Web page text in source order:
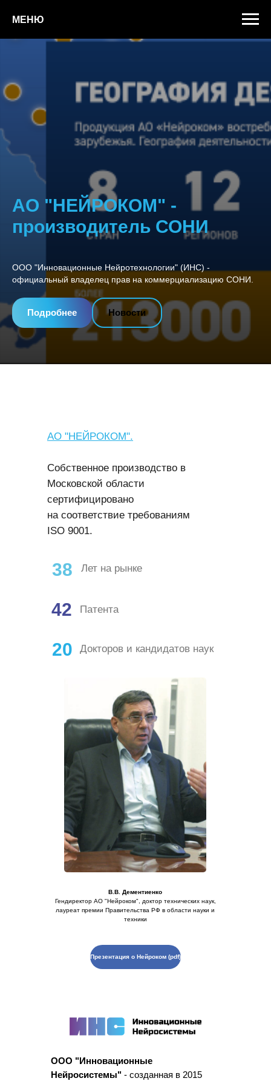
МЕНЮ
АО "НЕЙРОКОМ" -
производитель СОНИ
ООО "Инновационные Нейротехнологии" (ИНС) -
официальный владелец прав на коммерциализацию СОНИ.
Подробнее Новости
АО "НЕЙРОКОМ".
Собственное производство в
Московской области
сертифицировано
на соответствие требованиям
ISO 9001.
Презентация о Нейроком (pdf)
38
20
42
Лет на рынке
Докторов и кандидатов наук
Патента
В.В. Дементиенко
Гендиректор АО "Нейроком", доктор технических наук,
лауреат премии Правительства РФ в области науки и
техники
ООО "Инновационные
Нейросистемы" - созданная в 2015